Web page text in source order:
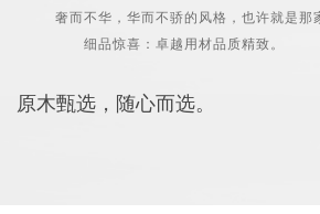
奢而不华，华而不骄的风格，也许就是那
细品惊喜：卓越用材品质精致。
原木甄选，随心而选。